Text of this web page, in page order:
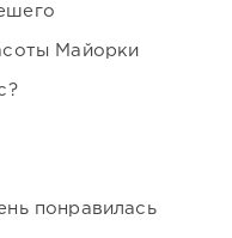
Майорки
понравилась